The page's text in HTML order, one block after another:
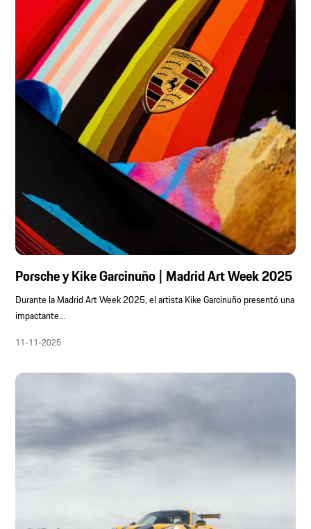
Porsche y Kike Garcinuño | Madrid Art Week 2025
Durante la Madrid Art Week 2025, el artista Kike Garcinuño presentó una
impactante...
11-11-2025